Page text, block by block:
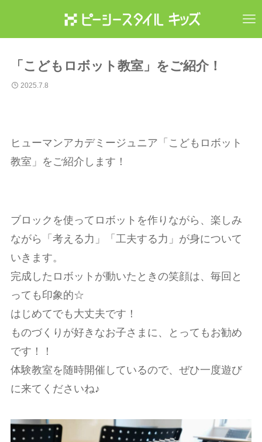
「こどもロボット教室」をご紹介！
2025.7.8
ヒューマンアカデミージュニア「こどもロボット
教室」をご紹介します！
ブロックを使ってロボットを作りながら、楽しみ
ながら「考える力」「工夫する力」が身について
いきます。
完成したロボットが動いたときの笑顔は、毎回と
っても印象的☆
はじめてでも大丈夫です！
ものづくりが好きなお子さまに、とってもお勧め
です！！
体験教室を随時開催しているので、ぜひ一度遊び
に来てくださいね♪